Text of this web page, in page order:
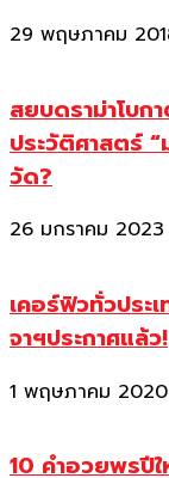
29 พฤษภาคม
สยบดราม่าโบ
ประวัติศาสตร์
วัด?
26 มกราคม 2023
เคอร์ฟิวทั่วประ
จาฯประกาศแล้ว!
1 พฤษภาคม 2020
10 คำอวยพรปี